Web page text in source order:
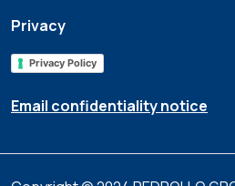
Privacy
Privacy Policy
Email confidentiality notice